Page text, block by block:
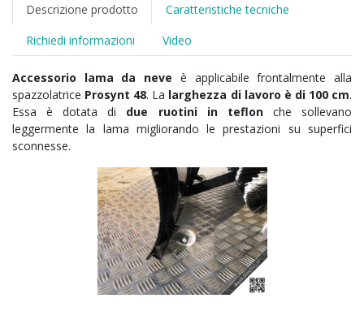
Descrizione prodotto
Caratteristiche tecniche
Richiedi informazioni
Video
Accessorio lama da neve è applicabile frontalmente alla
spazzolatrice Prosynt 48. La larghezza di lavoro è di 100 cm.
Essa è dotata di due ruotini in teflonche sollevano
leggermente la lama migliorando le prestazioni su superfici
sconnesse.